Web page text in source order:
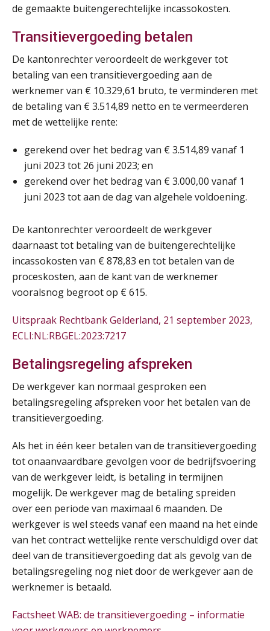
de gemaakte buitengerechtelijke incassokosten.
Transitievergoeding betalen
De kantonrechter veroordeelt de werkgever tot
betaling van een transitievergoeding aan de
werknemer van € 10.329,61 bruto, te verminderen met
de betaling van € 3.514,89 netto en te vermeerderen
met de wettelijke rente:
gerekend over het bedrag van € 3.514,89 vanaf 1
juni 2023 tot 26 juni 2023; en
gerekend over het bedrag van € 3.000,00 vanaf 1
juni 2023 tot aan de dag van algehele voldoening.
De kantonrechter veroordeelt de werkgever
daarnaast tot betaling van de buitengerechtelijke
incassokosten van € 878,83 en tot betalen van de
proceskosten, aan de kant van de werknemer
vooralsnog begroot op € 615.
Uitspraak Rechtbank Gelderland, 21 september 2023,
ECLI:NL:RBGEL:2023:7217
Betalingsregeling afspreken
De werkgever kan normaal gesproken een
betalingsregeling afspreken voor het betalen van de
transitievergoeding.
Als het in één keer betalen van de transitievergoeding
tot onaanvaardbare gevolgen voor de bedrijfsvoering
van de werkgever leidt, is betaling in termijnen
mogelijk. De werkgever mag de betaling spreiden
over een periode van maximaal 6 maanden. De
werkgever is wel steeds vanaf een maand na het einde
van het contract wettelijke rente verschuldigd over dat
deel van de transitievergoeding dat als gevolg van de
betalingsregeling nog niet door de werkgever aan de
werknemer is betaald.
Factsheet WAB: de transitievergoeding – informatie
AUG
Markus Verbeek Praehep
01
SEP
Cursus Van salarisadministrateur naar beloningsadviseur (basis)
MOCuitgevers
03
07
SEP
MOCuitgevers
SEP
MOCuitgevers
08
SEP
Tweedaagse online Excel training voor de salarisadministrateur (verdieping, specialisatie en AI)
MOCuitgevers
09
SEP
Cursus Samenwerken financiële- en salarisadministratie
MOCuitgevers
16
17
MOCuitgevers
17
SEP
Online cursus Auto, fiets en OV in de salarisadministratie
MOCuitgevers
17
SEP
Praktijkdiploma loonadministratie (PDL)
SD Worx
17
SEP
Cursus Samen sterk: efficiënte samenwerking tussen HR en salarisadministratie
MOCuitgevers
SEP
MOCuitgevers